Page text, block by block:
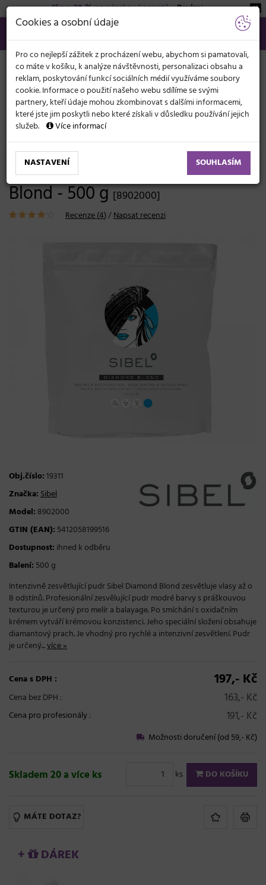
Sleva 20 %na pánskou kosmetikuBeviro!
566 440 099
info@svetkadernictvi.cz
Po−pá: 8−17
Vše o nákupu Kč
KATEGORIE
MENU
Vlasová kosmetika Barvy, melíry, přelivy Melíry
Zesvětlující pudr Sibel Diamond
Blond - 500 g [8902000]
Recenze (4)/Napsat recenzi
Obj.číslo:19311
Značka:Sibel
Model: 8902000
GTIN (EAN): 5412058199516
Dostupnost: ihned k odběru
Balení: 500 g
Intenzivně zesvětlující pudr Sibel Diamond Blond zesvětluje vlasy až o
8 odstínů. Profesionální zesvělující pudr modré barvy s práškouvou
texturou je určený pro melír a balayage. Po smíchání s oxidačním
krémem vytváří krémovou konzistenci. Jeho speciální složení obsahuje
diamantový prach. Je vhodný pro rychlé a intenzivní zesvětlení. Pudr
je určený...více »
Cena s DPH : 197,- Kč
Cena bez DPH : 163,- Kč
Cena pro profesionály: 191,- Kč
Možnosti doručení (od 59,- Kč)
Skladem 20 a více ks ks DO KOŠÍKU
MÁTE DOTAZ?
+ DÁREK
Cookies a osobní údaje
Pro co nejlepší zážitek z procházení webu, abychom si pamatovali,
co máte v košíku, k analýze návštěvnosti, personalizaci obsahu a
reklam, poskytování funkcí sociálních médií využíváme soubory
cookie. Informace o použití našeho webu sdílíme se svými
partnery, kteří údaje mohou zkombinovat s dalšími informacemi,
které jste jim poskytli nebo které získali v důsledku používání jejich
služeb.
Více informací
NASTAVENÍ SOUHLASÍM